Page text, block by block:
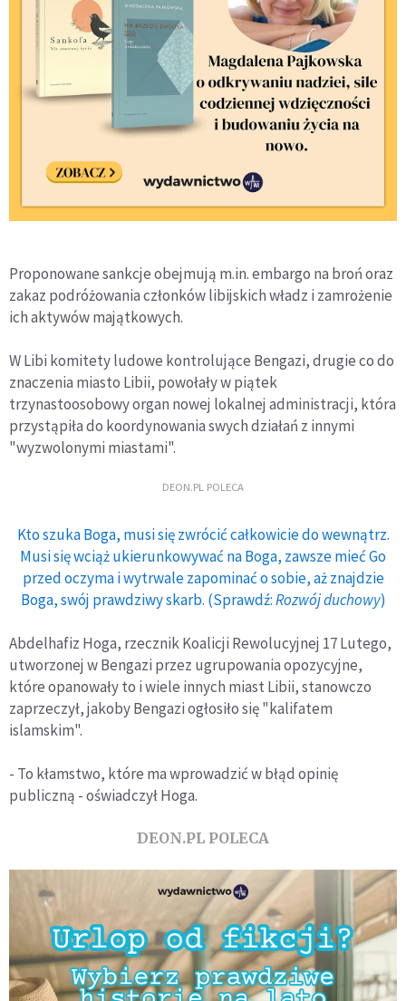
Proponowane sankcje obejmują m.in. embargo na broń oraz
zakaz podróżowania członków libijskich władz i zamrożenie
ich aktywów majątkowych.
W Libi komitety ludowe kontrolujące Bengazi, drugie co do
znaczenia miasto Libii, powołały w piątek
trzynastoosobowy organ nowej lokalnej administracji, która
przystąpiła do koordynowania swych działań z innymi
"wyzwolonymi miastami".
DEON.PL POLECA
Kto szuka Boga, musi się zwrócić całkowicie do wewnątrz.
Musi się wciąż ukierunkowywać na Boga, zawsze mieć Go
przed oczyma i wytrwale zapominać o sobie, aż znajdzie
Boga, swój prawdziwy skarb. (Sprawdź:Rozwój duchowy)
Abdelhafiz Hoga, rzecznik Koalicji Rewolucyjnej 17 Lutego,
utworzonej w Bengazi przez ugrupowania opozycyjne,
które opanowały to i wiele innych miast Libii, stanowczo
zaprzeczył, jakoby Bengazi ogłosiło się "kalifatem
islamskim".
- To kłamstwo, które ma wprowadzić w błąd opinię
publiczną - oświadczył Hoga.
DEON.PL POLECA